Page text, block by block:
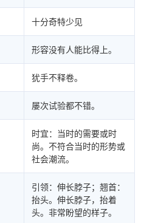
十分奇特少见
形容没有人能比得上。
犹手不释卷。
屡次试验都不错。
时宜：当时的需要或时
尚。不符合当时的形势或
社会潮流。
引领：伸长脖子；翘首：
抬头。伸长脖子，抬着
头。非常盼望的样子。